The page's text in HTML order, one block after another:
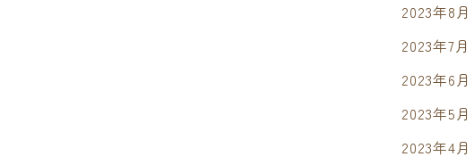
2023年8月
2023年7月
2023年6月
2023年5月
2023年4月